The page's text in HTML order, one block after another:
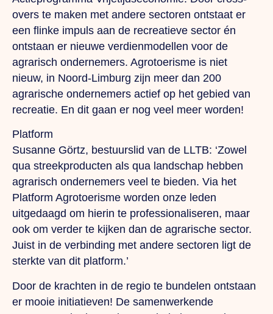
overs te maken met andere sectoren ontstaat er
een flinke impuls aan de recreatieve sector én
ontstaan er nieuwe verdienmodellen voor de
agrarisch ondernemers. Agrotoerisme is niet
nieuw, in Noord-Limburg zijn meer dan 200
agrarische ondernemers actief op het gebied van
recreatie. En dit gaan er nog veel meer worden!
Platform
Susanne Görtz, bestuurslid van de LLTB: ‘Zowel
qua streekproducten als qua landschap hebben
agrarisch ondernemers veel te bieden. Via het
Platform Agrotoerisme worden onze leden
uitgedaagd om hierin te professionaliseren, maar
ook om verder te kijken dan de agrarische sector.
Juist in de verbinding met andere sectoren ligt de
sterkte van dit platform.’
Door de krachten in de regio te bundelen ontstaan
er mooie initiatieven! De samenwerkende